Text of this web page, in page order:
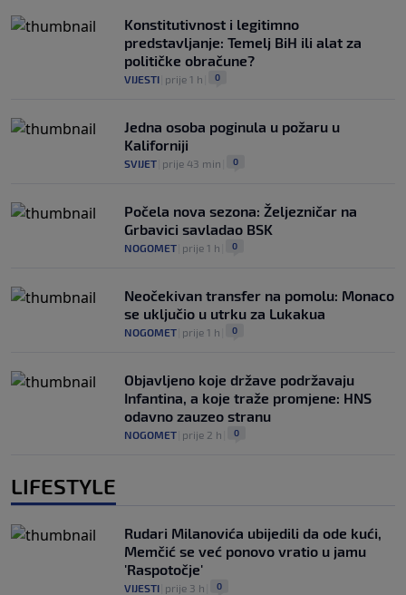
Konstitutivnost i legitimno
predstavljanje: Temelj BiH ili alat za
političke obračune?
VIJESTI prije 1 h 0
Jedna osoba poginula u požaru u
Kaliforniji
SVIJET prije 43 min 0
Počela nova sezona: Željezničar na
Grbavici savladao BSK
NOGOMET prije 1 h 0
Neočekivan transfer na pomolu: Monaco
se uključio u utrku za Lukakua
NOGOMET prije 1 h 0
Objavljeno koje države podržavaju
Infantina, a koje traže promjene: HNS
odavno zauzeo stranu
NOGOMET prije 2 h 0
LIFESTYLE
Rudari Milanovića ubijedili da ode kući,
Memčić se već ponovo vratio u jamu
'Raspotočje'
VIJESTI prije 3 h 0